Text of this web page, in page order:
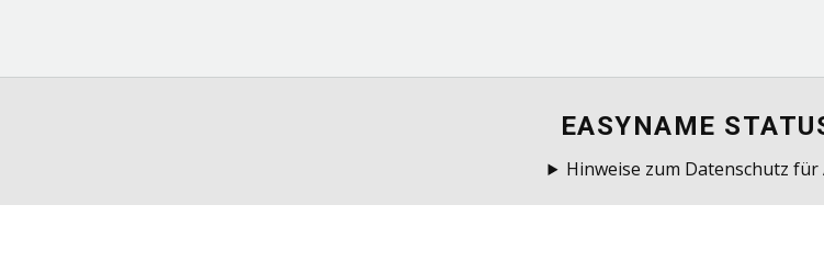
EASYNAME
Hinweise zum Datenschutz